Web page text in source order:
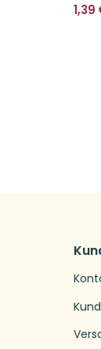
1,39